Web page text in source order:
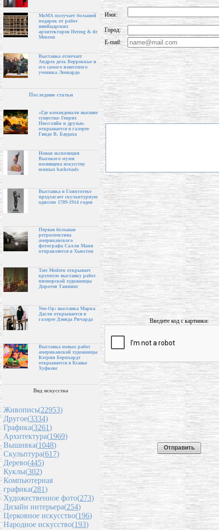
МоМА получает большой
подарок от работ
швейцарских
архитекторов Herzog & de
Meuron
Выставка отмечает
Андреа дель Верроккьо и
его самого известного
ученика Леонардо
Последние статьи
«Где командовали высшие
существа: Генрих
Нюссляйн и друзья»
открывается в галерее
Гвидо В. Баудаха
Новая экспозиция
Высокого музея
посвящена искусству
южных backroads
Выставка в Глиптотеке
предлагает скульптурную
одиссею 1789-1914 годов
Первая большая
ретроспектива
американского
фотографа Салли Манн
отправляется в Хьюстон
Tate Modern открывает
крупную выставку работ
пионерской художницы
Доротеи Таннинг
Neo-Op: выставка Марка
Дагли открывается в
галерее Дэвида Ричарда
Выставка новых работ
американской художницы
Кэтрин Бернхардт
открывается в Ксавье
Хуфкенс
Вид искусства
Живопись(22953)
Другое(3334)
Графика(3261)
Архитектура(1969)
Вышивка(1048)
Скульптура(617)
Дерево(445)
Куклы(302)
Компьютерная
графика(281)
Художественное фото(273)
Дизайн интерьера(254)
Церковное искусство(196)
Народное искусство(193)
Имя:
Город:
E-mail:
Введите код с картинки: